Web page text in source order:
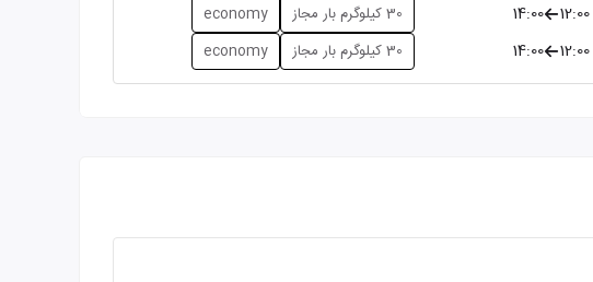
12:00
14:00 30 کیلوگرم بار مجاز economy
12:00
14:00 30 کیلوگرم بار مجاز economy